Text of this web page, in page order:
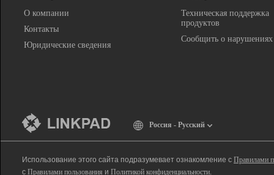
О компании
Контакты
Юридические сведения
Техническая поддержка
продуктов
Сообщить о нарушениях
Россия - Русский
Использование этого сайта подразумевает ознакомление с Правилами
с Правилами пользования и Политикой конфиденциальности.